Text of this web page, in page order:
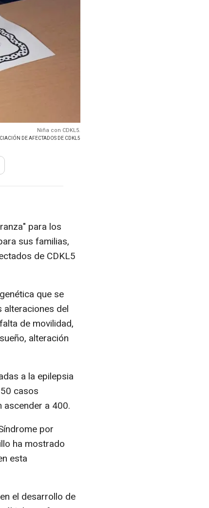
Niña con CDKL5.
DE AFECTADOS DE CDKL5
para los
sus familias,
de CDKL5
que se
alteraciones del
de movilidad,
alteración
a la epilepsia
casos
ascender a 400.
por
ha mostrado
esta
el desarrollo de